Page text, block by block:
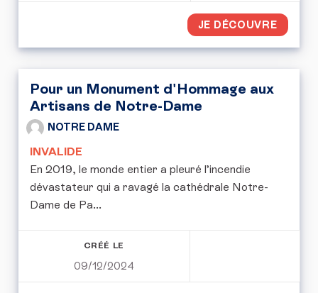
JE DÉCOUVRE
Pour un Monument d'Hommage aux
Artisans de Notre-Dame
NOTRE DAME
INVALIDE
En 2019, le monde entier a pleuré l’incendie
dévastateur qui a ravagé la cathédrale Notre-
Dame de Pa...
CRÉÉ LE
09/12/2024